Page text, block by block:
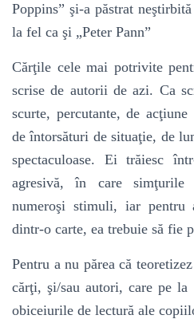
Poppins” şi-a păstrat
la fel ca şi „Peter Pann”
Cărţile cele mai potrivite
scrise de autorii de azi. Ca
scurte, percutante, de
de întorsături de situaţie, de
spectaculoase. Ei trăiesc
agresivă, în care simţurile
numeroşi stimuli, iar pentru
dintr-o carte, ea trebuie să fie
Pentru a nu părea că
cărţi, şi/sau autori, care pe
obiceiurile de lectură ale